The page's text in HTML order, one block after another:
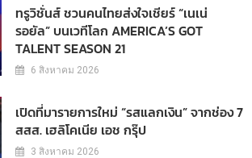
ทรูวิชั่นส์ ชวนคนไทยส่งใจเชียร์ “เนเน่
รอยัล” บนเวทีโลก AMERICA’S GOT
TALENT SEASON 21
6 สิงหาคม 2026
เปิดที่มารายการใหม่ “รสแลกเงิน” จากช่อง 7
สสส. เฮลิโคเนีย เอช กรุ๊ป
3 สิงหาคม 2026